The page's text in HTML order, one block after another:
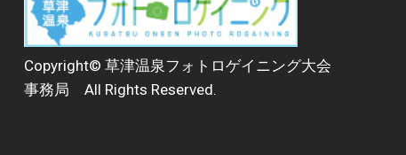
Copyright© 草津温泉フォトロゲイニング大会
事務局 All Rights Reserved.